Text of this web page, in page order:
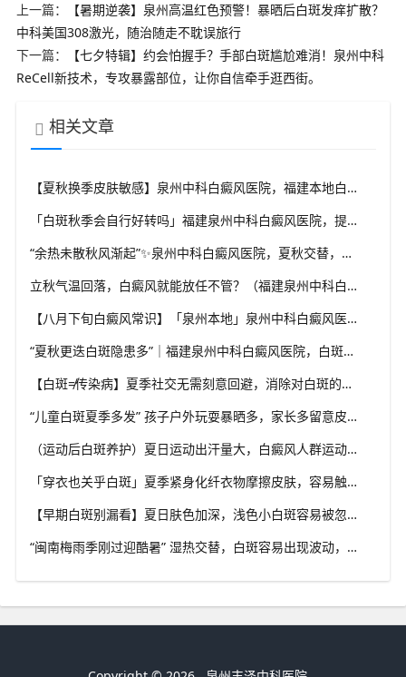
上一篇：
【暑期逆袭】泉州高温红色预警！暴晒后白斑发痒扩散？
中科美国308激光，随治随走不耽误旅行
下一篇：
【七夕特辑】约会怕握手？手部白斑尴尬难消！泉州中科
ReCell新技术，专攻暴露部位，让你自信牵手逛西街。
相关文章
【夏秋换季皮肤敏感】泉州中科白癜风医院，福建本地白斑朋友，做好日常护理很关键
「白斑秋季会自行好转吗」福建泉州中科白癜风医院，提醒广大患者切勿抱有侥幸心理
“余热未散秋风渐起”✨泉州中科白癜风医院，夏秋交替，白癜风患者饮食要多留心
立秋气温回落，白癜风就能放任不管？（福建泉州中科白癜风医院）这些误区要避开
【八月下旬白癜风常识】「泉州本地」泉州中科白癜风医院，换季调适，守护皮肤健康状态
“夏秋更迭白斑隐患多”｜福建泉州中科白癜风医院，白斑出现变化，切莫盲目自行处理
【白斑≠传染病】夏季社交无需刻意回避，消除对白斑的误解，泉州中科白癜风医院科普白癜风基础常识
“儿童白斑夏季多发” 孩子户外玩耍暴晒多，家长多留意皮肤变化，泉州中科白癜风医院浅谈孩童白斑相关护理
（运动后白斑养护）夏日运动出汗量大，白癜风人群运动需兼顾防晒与干爽，泉州中科白癜风医院分享运动注意点
「穿衣也关乎白斑」夏季紧身化纤衣物摩擦皮肤，容易触发同形反应，泉州中科白癜风医院推荐白斑人群穿搭选择
【早期白斑别漏看】夏日肤色加深，浅色小白斑容易被忽略，泉州中科白癜风医院提示发现异常白斑尽早筛查
“闽南梅雨季刚过迎酷暑” 湿热交替，白斑容易出现波动，泉州中科白癜风医院讲解潮湿环境下白斑护理重点